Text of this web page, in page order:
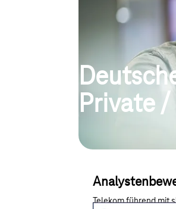
Private /
Telekom führend mit